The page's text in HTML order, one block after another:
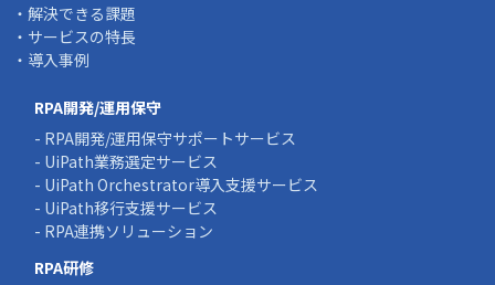
・解決できる課題
・サービスの特長
・導入事例
RPA開発/運用保守
- RPA開発/運用保守サポートサービス
- UiPath業務選定サービス
- UiPath Orchestrator導入支援サービス
- UiPath移行支援サービス
- RPA連携ソリューション
RPA研修